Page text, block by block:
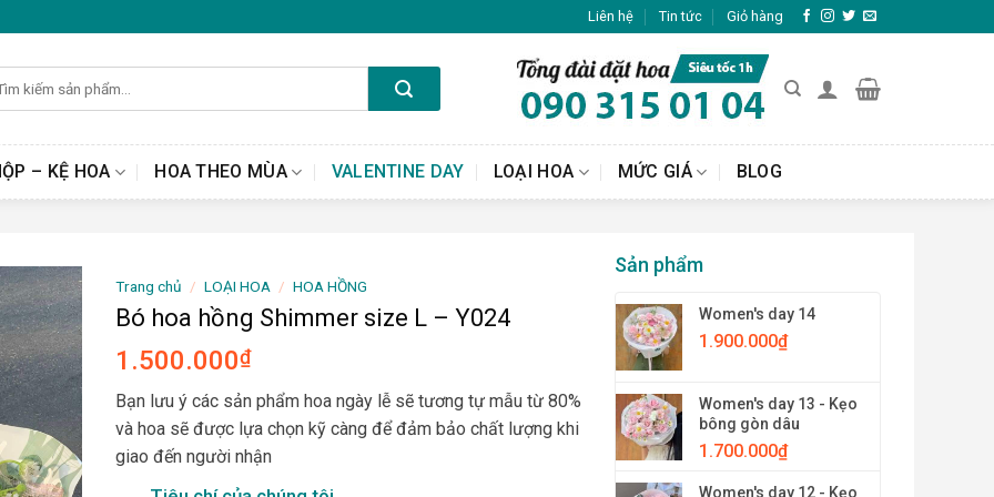
Liên hệ Tin tức Giỏ hàng
– KỆ HOA HOA THEO MÙA VALENTINE DAY LOẠI HOA MỨC GIÁ BLOG
Sản phẩm
Women's day 14
1.900.000₫
Women's day 13 - Kẹo
bông gòn dâu
1.700.000₫
Women's day 12 - Kẹo
Trang chủ / LOẠI HOA / HOA HỒNG
Bó hoa hồng Shimmer size L – Y024
1.500.000₫
Bạn lưu ý các sản phẩm hoa ngày lễ sẽ tương tự mẫu từ 80%
và hoa sẽ được lựa chọn kỹ càng để đảm bảo chất lượng khi
giao đến người nhận